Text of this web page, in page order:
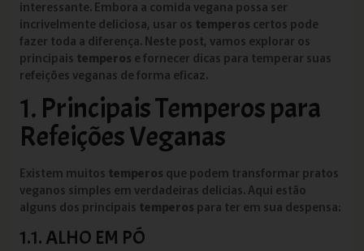
interessante. Embora a comida vegana possa ser
incrivelmente deliciosa, usar os temperos certos pode
fazer toda a diferença. Neste post, vamos explorar os
principais temperos e fornecer dicas para temperar suas
refeições veganas de forma eficaz.
1. Principais Temperos para
Refeições Veganas
Existem muitos temperos que podem transformar pratos
veganos simples em verdadeiras delícias. Aqui estão
alguns dos principais temperos para ter em sua despensa:
1.1. ALHO EM PÓ